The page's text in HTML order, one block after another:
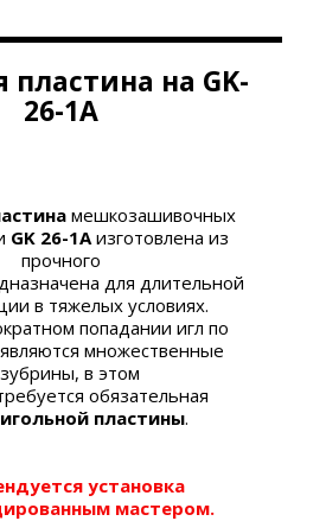
пластина на GK-
26-1A
мешкозашивочных
GK 26-1A изготовлена из
прочного
для длительной
в тяжелых условиях.
попадании игл по
множественные
в этом
обязательная
игольной пластины.
установка
мастером.